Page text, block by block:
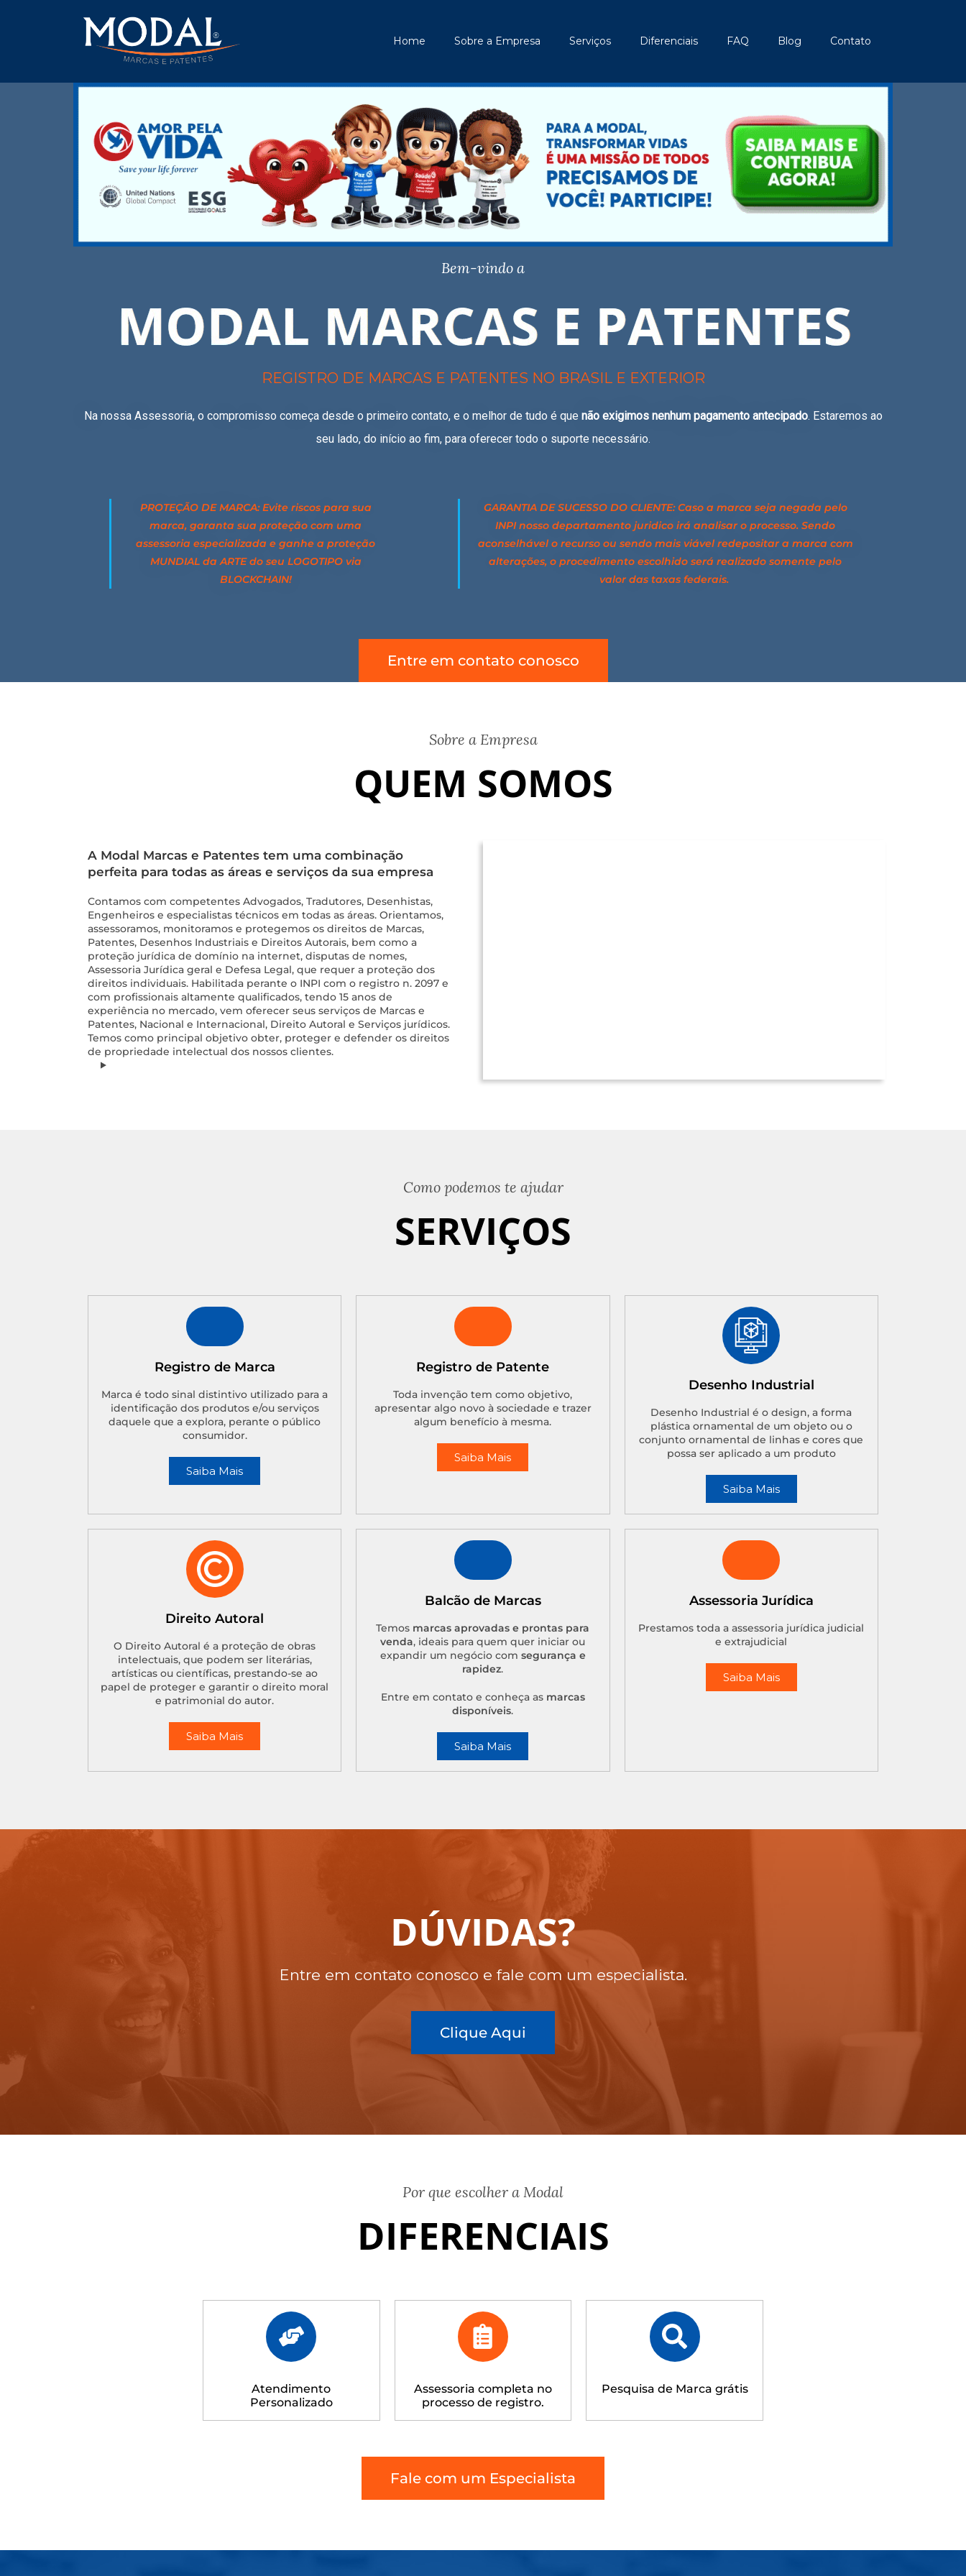
Home Sobre a Empresa Serviços Diferenciais FAQ Blog Contato
Bem-vindo a
REGISTRO DE MARCAS E PATENTES NO BRASIL E EXTERIOR
Na nossa Assessoria, o compromisso começa desde o primeiro contato, e o melhor de tudo é que não exigimos nenhum pagamento antecipado. Estaremos ao
seu lado, do início ao fim, para oferecer todo o suporte necessário.
PROTEÇÃO DE MARCA: Evite riscos para sua
marca, garanta sua proteção com uma
assessoria especializadae ganhe a proteção
MUNDIAL da ARTE do seu LOGOTIPO via
BLOCKCHAIN!
GARANTIA DE SUCESSO DO CLIENTE: Caso a marca seja negada pelo
INPI nosso departamento juridico irá analisar o processo. Sendo
aconselhável o recurso ou sendo mais viável redepositar a marca com
alterações, o procedimento escolhido será realizado somente pelo
valor das taxas federais.
Entre em contato conosco
Sobre a Empresa
QUEM SOMOS
A Modal Marcas e Patentes tem uma combinação
perfeita para todas as áreas e serviços da sua empresa
Contamos com competentes Advogados, Tradutores, Desenhistas,
Engenheiros e especialistas técnicos em todas as áreas. Orientamos,
assessoramos, monitoramos e protegemos os direitos de Marcas,
Patentes, Desenhos Industriais e Direitos Autorais, bem como a
proteção jurídica de domínio na internet, disputas de nomes,
Assessoria Jurídica geral e Defesa Legal, que requer a proteção dos
direitos individuais. Habilitada perante o INPI com o registro n. 2097 e
com profissionais altamente qualificados, tendo 15 anos de
experiência no mercado, vem oferecer seus serviços de Marcas e
Patentes, Nacional e Internacional, Direito Autoral e Serviços jurídicos.
Temos como principal objetivo obter, proteger e defender os direitos
de propriedade intelectual dos nossos clientes.
Como podemos te ajudar
SERVIÇOS
Registro de Marca
Marca é todo sinal distintivo utilizado para a
identificação dos produtos e/ou serviços
daquele que a explora, perante o público
consumidor.
Saiba Mais
Registro de Patente
Toda invenção tem como objetivo,
apresentar algo novo à sociedade e trazer
algum benefício à mesma.
Saiba Mais
Desenho Industrial
Desenho Industrial é o design, a forma
plástica ornamental de um objeto ou o
conjunto ornamental de linhas e cores que
possa ser aplicado a um produto
Saiba Mais
Direito Autoral
O Direito Autoral é a proteção de obras
intelectuais, que podem ser literárias,
artísticas ou científicas, prestando-se ao
papel de proteger e garantir o direito moral
e patrimonial do autor.
Saiba Mais
Balcão de Marcas
Temos marcas aprovadas e prontas para
venda, ideais para quem quer iniciar ou
expandir um negócio com segurança e
rapidez.
Entre em contato e conheça as marcas
disponíveis.
Saiba Mais
Assessoria Jurídica
Prestamos toda a assessoria jurídica judicial
e extrajudicial
Saiba Mais
DÚVIDAS?
Entre em contato conosco e fale com um especialista.
Clique Aqui
Por que escolher a Modal
DIFERENCIAIS
Atendimento
Personalizado
Assessoria completa no
processo de registro.
Pesquisa de Marca grátis
Fale com um Especialista